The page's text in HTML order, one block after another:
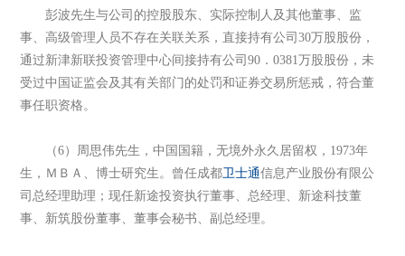
彭波先生与公司的控股股东、实际控制人及其他董事、监
事、高级管理人员不存在关联关系，直接持有公司30万股股份，
通过新津新联投资管理中心间接持有公司90．0381万股股份，未
受过中国证监会及其有关部门的处罚和证券交易所惩戒，符合董
事任职资格。
（6）周思伟先生，中国国籍，无境外永久居留权，1973年
生，ＭＢＡ、博士研究生。曾任成都卫士通信息产业股份有限公
司总经理助理；现任新途投资执行董事、总经理、新途科技董
事、新筑股份董事、董事会秘书、副总经理。